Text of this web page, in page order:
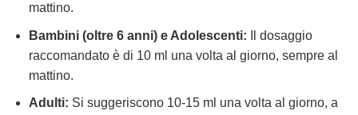
mattino.
Bambini (oltre 6 anni) e Adolescenti: Il dosaggio
raccomandato è di 10 ml una volta al giorno, sempre al
mattino.
Adulti: Si suggeriscono 10-15 ml una volta al giorno, a